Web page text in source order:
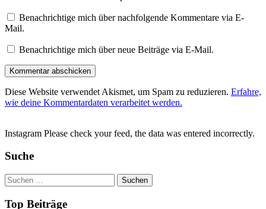
Benachrichtige mich über nachfolgende Kommentare via E-
Mail.
Benachrichtige mich über neue Beiträge via E-Mail.
Diese Website verwendet Akismet, um Spam zu reduzieren. Erfahre,
wie deine Kommentardaten verarbeitet werden.
Instagram Please check your feed, the data was entered incorrectly.
Suche
Suchen
nach:
Top Beiträge